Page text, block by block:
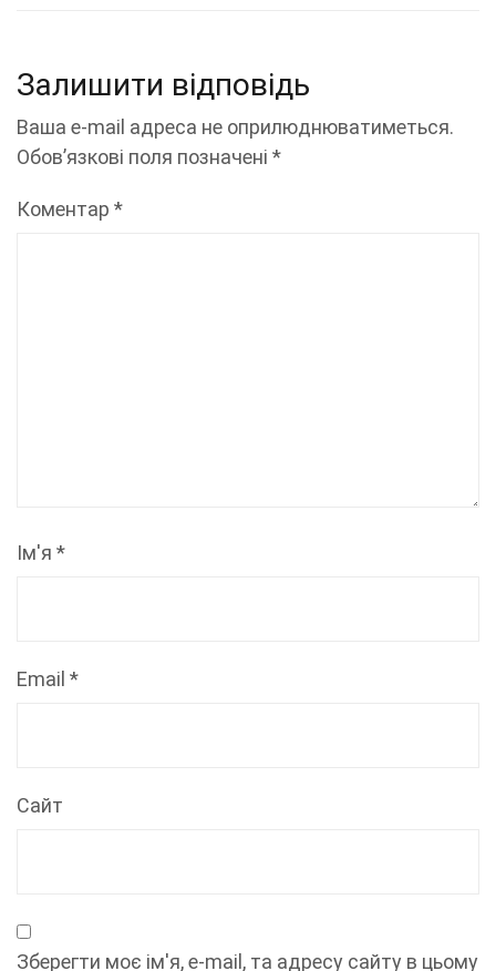
Залишити відповідь
Ваша e-mail адреса не оприлюднюватиметься.
Обов’язкові поля позначені *
Коментар *
Ім'я *
Email *
Сайт
Зберегти моє ім'я, e-mail, та адресу сайту в цьому